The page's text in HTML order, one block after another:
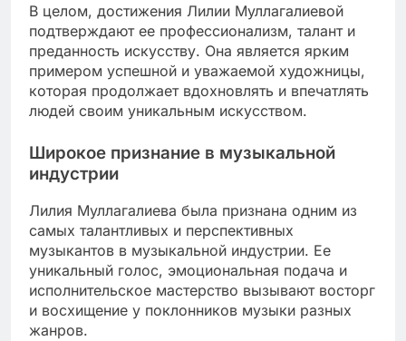
В целом, достижения Лилии Муллагалиевой
подтверждают ее профессионализм, талант и
преданность искусству. Она является ярким
примером успешной и уважаемой художницы,
которая продолжает вдохновлять и впечатлять
людей своим уникальным искусством.
Широкое признание в музыкальной
индустрии
Лилия Муллагалиева была признана одним из
самых талантливых и перспективных
музыкантов в музыкальной индустрии. Ее
уникальный голос, эмоциональная подача и
исполнительское мастерство вызывают восторг
и восхищение у поклонников музыки разных
жанров.